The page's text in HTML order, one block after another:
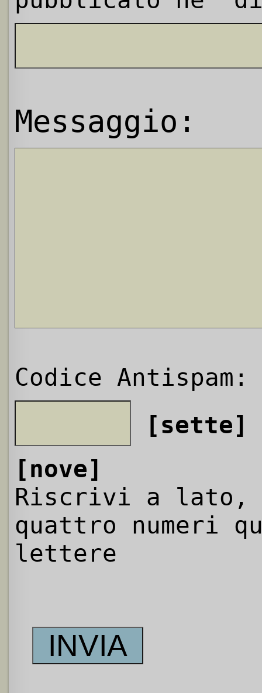
Messaggio:
Codice Antispam:
[sette]
[nove]
Riscrivi a
quattro numeri
lettere